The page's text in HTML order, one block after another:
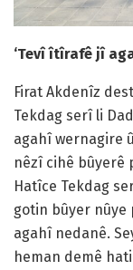
‘Tevî îtîrafê jî
Firat Akdenîz
Tekdag serî li
agahî wernagire
nêzî cihê
Hatîce Tekdag
gotin bûyer nûye
agahî nedanê.
heman demê